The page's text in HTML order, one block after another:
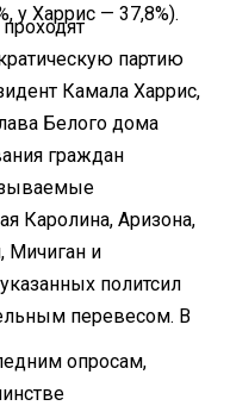
у Харрис — 37,8%).
партию
Камала Харрис,
Белого дома
граждан
Каролина, Аризона,
Мичиган и
политсил
перевесом. В
опросам,